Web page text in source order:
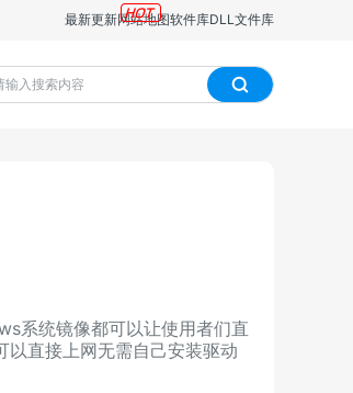
最新更新网站地图软件库DLL文件库
系统镜像都可以让使用者们直
以直接上网无需自己安装驱动